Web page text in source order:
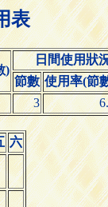
表
)
日間使用狀
節數 使用率(節
3
六